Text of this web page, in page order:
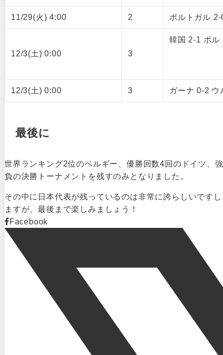
11/29(火) 4:00 2 ポルトガル
12/3(土) 0:00 3
韓国 2-1 ポル
12/3(土) 0:00 3 ガーナ 0-2 ウ
最後に
世界ランキング2位のベルギー、優勝回数4回のドイツ、
負の決勝トーナメントを残すのみとなりました。
その中に日本代表が残っているのは非常に誇らしいです
ますが、最後まで楽しみましょう！
Facebook